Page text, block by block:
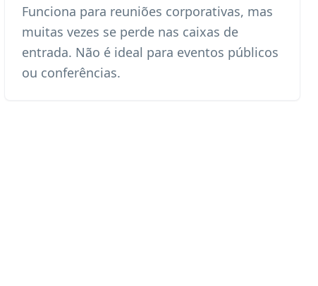
Funciona para reuniões corporativas, mas
muitas vezes se perde nas caixas de
entrada. Não é ideal para eventos públicos
ou conferências.